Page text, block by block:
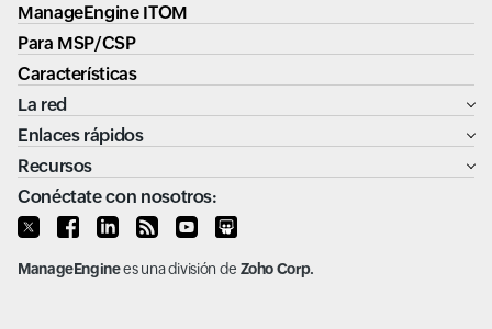
ManageEngine ITOM
Para MSP/CSP
Características
La red
Enlaces rápidos
Recursos
Conéctate con nosotros:
ManageEnginees una división de Zoho Corp.